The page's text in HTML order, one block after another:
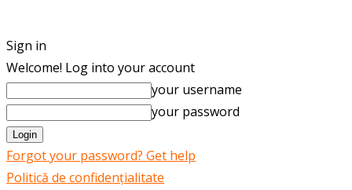
Sign in
Welcome! Log into your account
your username
your password
Forgot your password? Get help
Politică de confidențialitate